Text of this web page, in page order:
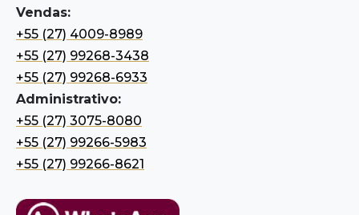
Vendas:
+55 (27) 4009-8989
+55 (27) 99268-3438
+55 (27) 99268-6933
Administrativo:
+55 (27) 3075-8080
+55 (27) 99266-5983
+55 (27) 99266-8621